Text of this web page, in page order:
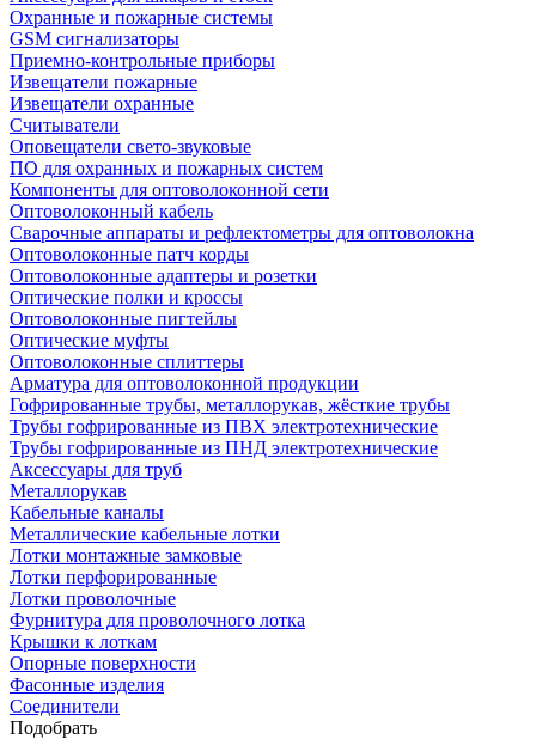
Охранные и пожарные системы
GSM сигнализаторы
Приемно-контрольные приборы
Извещатели пожарные
Извещатели охранные
Считыватели
Оповещатели свето-звуковые
ПО для охранных и пожарных систем
Компоненты для оптоволоконной сети
Оптоволоконный кабель
Сварочные аппараты и рефлектометры для оптоволокна
Оптоволоконные патч корды
Оптоволоконные адаптеры и розетки
Оптические полки и кроссы
Оптоволоконные пигтейлы
Оптические муфты
Оптоволоконные сплиттеры
Арматура для оптоволоконной продукции
Гофрированные трубы, металлорукав, жёсткие трубы
Трубы гофрированные из ПВХ электротехнические
Трубы гофрированные из ПНД электротехнические
Аксессуары для труб
Металлорукав
Кабельные каналы
Металлические кабельные лотки
Лотки монтажные замковые
Лотки перфорированные
Лотки проволочные
Фурнитура для проволочного лотка
Крышки к лоткам
Опорные поверхности
Фасонные изделия
Соединители
Подобрать